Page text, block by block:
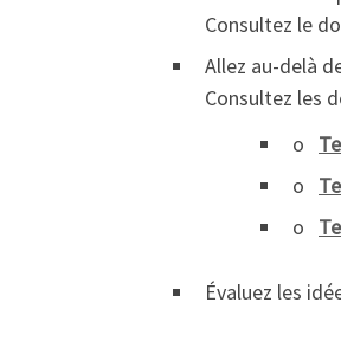
Consultez le
Allez au-delà
Consultez les
o
o
o
Évaluez les